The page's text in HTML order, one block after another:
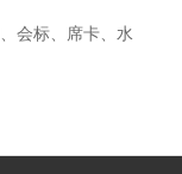
会标、 席卡、水